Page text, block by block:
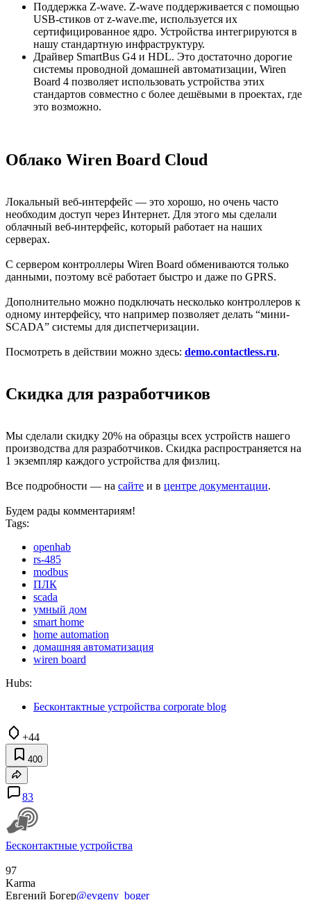
Поддержка Z-wave. Z-wave поддерживается с помощью
USB-стиков от z-wave.me, используется их
сертифицированное ядро. Устройства интегрируются в
нашу стандартную инфраструктуру.
Драйвер SmartBus G4 и HDL. Это достаточно дорогие
системы проводной домашней автоматизации, Wiren
Board 4 позволяет использовать устройства этих
стандартов совместно с более дешёвыми в проектах, где
это возможно.
Облако Wiren Board Cloud
Локальный веб-интерфейс — это хорошо, но очень часто
необходим доступ через Интернет. Для этого мы сделали
облачный веб-интерфейс, который работает на наших
серверах.
С сервером контроллеры Wiren Board обмениваются только
данными, поэтому всё работает быстро и даже по GPRS.
Дополнительно можно подключать несколько контроллеров к
одному интерфейсу, что например позволяет делать “мини-
SCADA” системы для диспетчеризации.
Посмотреть в действии можно здесь: demo.contactless.ru.
Скидка для разработчиков
Мы сделали скидку 20% на образцы всех устройств нашего
производства для разработчиков. Скидка распространяется на
1 экземпляр каждого устройства для физлиц.
Все подробности — на сайте и в центре документации.
Будем рады комментариям!
Tags:
openhab
rs-485
modbus
ПЛК
scada
умный дом
smart home
home automation
домашняя автоматизация
wiren board
Hubs:
Бесконтактные устройства corporate blog
+44
400
83
Бесконтактные устройства
97
Karma
Евгений Богер@evgeny_boger